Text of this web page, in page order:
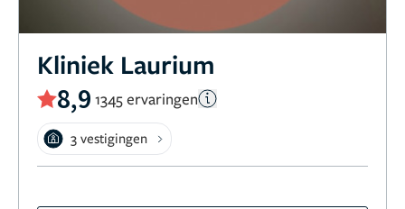
Kliniek Laurium
8,9 1345 ervaringen
3 vestigingen